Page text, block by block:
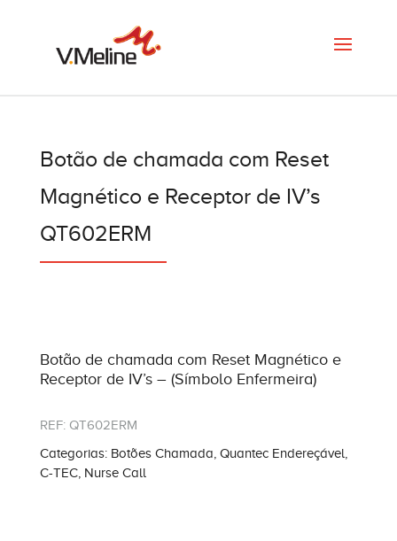
Botão de chamada com Reset
Magnético e Receptor de IV’s
QT602ERM
Botão de chamada com Reset Magnético e
Receptor de IV’s – (Símbolo Enfermeira)
REF: QT602ERM
Categorias: Botões Chamada Quantec Endereçável
C-TEC, Nurse Call